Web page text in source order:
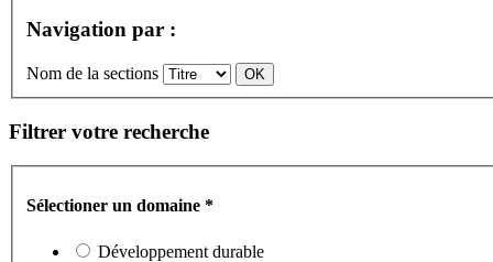
Navigation par :
Nom de la sections
Filtrer votre recherche
Sélectioner un domaine *
Développement durable